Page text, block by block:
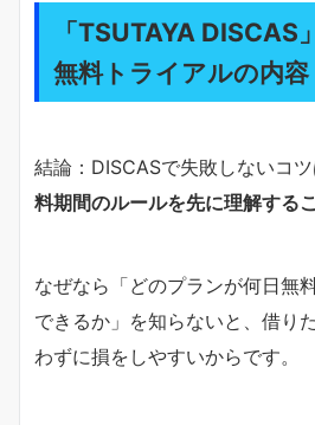
「TSUTAYA DISCAS
無料トライアルの内容
結論：DISCASで失敗しないコツ
料期間のルールを先に理解する
なぜなら「どのプランが何日無
できるか」を知らないと、借り
わずに損をしやすいからです。